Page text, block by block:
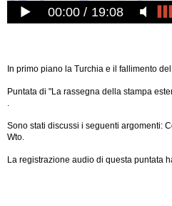
00:00 19:08
In primo piano la Turchia e il fallimento
Puntata di "La rassegna della stampa
.
Sono stati discussi i seguenti argomenti:
Wto.
La registrazione audio di questa puntata